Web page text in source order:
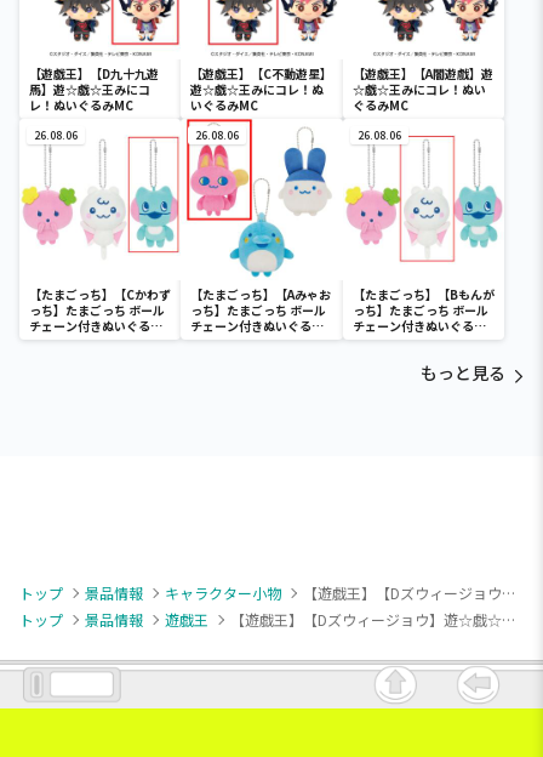
【遊戯王】【D九十九遊
馬】遊☆戯☆王みにコ
レ！ぬいぐるみMC
【遊戯王】【C不動遊星】
遊☆戯☆王みにコレ！ぬ
いぐるみMC
【遊戯王】【A闇遊戲】遊
☆戯☆王みにコレ！ぬい
ぐるみMC
26.08.06
【たまごっち】【Cかわず
っち】たまごっち ボール
チェーン付きぬいぐるみ
～Tamagotchi
26.08.06
【たまごっち】【Aみゃお
っち】たまごっち ボール
チェーン付きぬいぐるみ
～Tamagotchi
26.08.06
【たまごっち】【Bもんが
っち】たまごっち ボール
チェーン付きぬいぐるみ
～Tamagotchi
もっと見る
トップ 景品情報 キャラクター小物
【遊戯王】【Dズウィージョウ】遊☆戯☆王ゴーラッシュ!! みにコレ!ぬいぐるみMC
トップ
景品情報 遊戯王 【遊戯王】【Dズウィージョウ】遊☆戯☆王ゴーラッシュ!! みにコレ!ぬいぐるみMC